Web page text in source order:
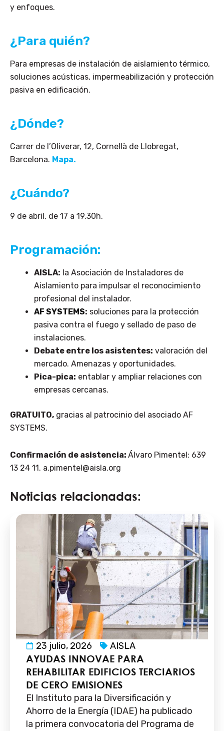
y enfoques.
¿Para quién?
Para empresas de instalación de aislamiento térmico,
soluciones acústicas, impermeabilización y protección
pasiva en edificación.
¿Dónde?
Carrer de l’Oliverar, 12, Cornellà de Llobregat,
Barcelona. Mapa.
¿Cuándo?
9 de abril, de 17 a 19.30h.
Programación:
AISLA: la Asociación de Instaladores de
Aislamiento para impulsar el reconocimiento
profesional del instalador.
AF SYSTEMS: soluciones para la protección
pasiva contra el fuego y sellado de paso de
instalaciones.
Debate entre los asistentes: valoración del
mercado. Amenazas y oportunidades.
Pica-pica: entablar y ampliar relaciones con
empresas cercanas.
GRATUITO, gracias al patrocinio del asociado AF
SYSTEMS.
Confirmación de asistencia: Álvaro Pimentel: 639
13 24 11. a.pimentel@aisla.org
Noticias relacionadas:
23 julio, 2026 AISLA
AYUDAS INNOVAE PARA
REHABILITAR EDIFICIOS TERCIARIOS
DE CERO EMISIONES
El Instituto para la Diversificación y
Ahorro de la Energía (IDAE) ha publicado
la primera convocatoria del Programa de